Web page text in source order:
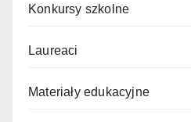
Konkursy szkolne
Laureaci
Materiały edukacyjne